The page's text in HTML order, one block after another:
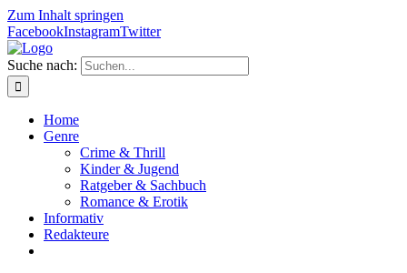
Zum Inhalt springen
FacebookInstagramTwitter
Suche nach:
Home
Genre
Crime & Thrill
Kinder & Jugend
Ratgeber & Sachbuch
Romance & Erotik
Informativ
Redakteure